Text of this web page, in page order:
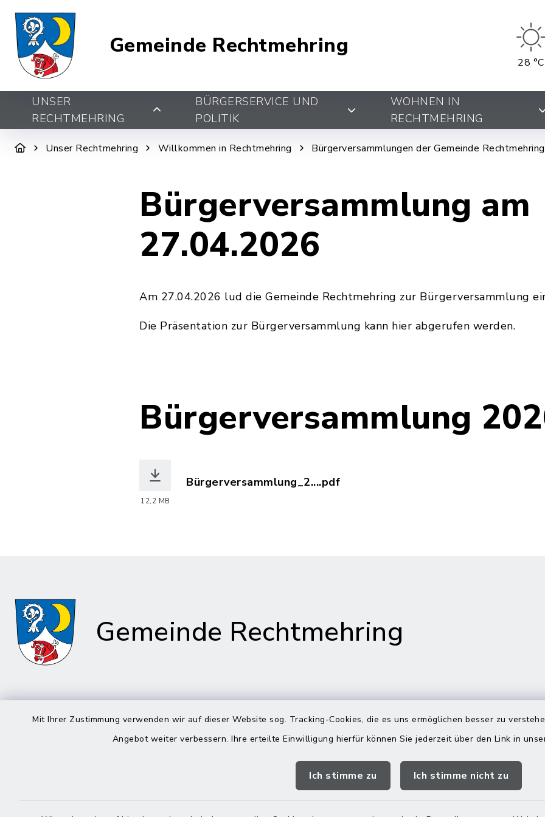
Mit Ihrer Zustimmung verwenden wir auf dieser Website sog. Tracking-Cookies, die es uns ermöglichen besser zu
Angebot weiter verbessern. Ihre erteilte Einwilligung hierfür können Sie jederzeit über den Link in
Ich stimme zu Ich stimme nicht zu
Gemeinde Rechtmehring
28 °C
UNSER
RECHTMEHRING
BÜRGERSERVICE UND
POLITIK
WOHNEN IN
RECHTMEHRING
Unser Rechtmehring Willkommen in Rechtmehring Bürgerversammlungen der Gemeinde Rechtmehring
Bürgerversammlung am
27.04.2026
Am 27.04.2026 lud die Gemeinde Rechtmehring zur Bürgerversammlung
Die Präsentation zur Bürgerversammlung kann hier abgerufen werden.
Bürgerversammlung
12,2 MB
Bürgerversammlung_2....pdf
Gemeinde Rechtmehring
Rathaus in
Rechtmehring
Rathaus in Maitenbeth
Kirchplatz 9
83558 Maitenbeth
08076 9166-0
Öffnungszeiten
Rathäuser
08:00-12:00 Uhr